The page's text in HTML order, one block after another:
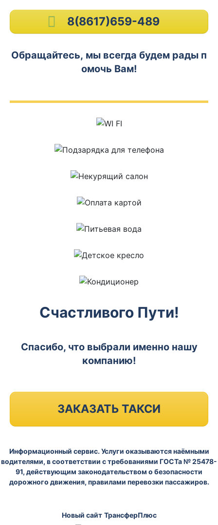
8(8617)659-489
Обращайтесь, мы всегда будем рады п
омочь Вам!
Счастливого Пути!
Спасибо, что выбрали именно нашу
компанию!
ЗАКАЗАТЬ ТАКСИ
Информационный сервис. Услуги оказываются наёмными
водителями, в соответствии с требованиями ГОСТа № 25478-
91, действующим законодательством о безопасности
дорожного движения, правилами перевозки пассажиров.
Новый сайт ТрансферПлюс